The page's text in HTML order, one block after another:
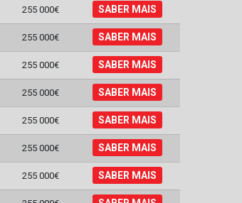
255 000€ SABER MAIS
255 000€ SABER MAIS
255 000€ SABER MAIS
255 000€ SABER MAIS
255 000€ SABER MAIS
255 000€ SABER MAIS
255 000€ SABER MAIS